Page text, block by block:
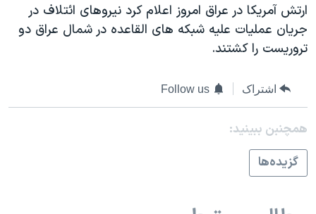
چهل سال گروگان‌گیری
قانون شفافیت دارائی کادر رهبری ایران
اسرائیل در جنگ
نرگس محمدی برنده جایزه نوبل صلح
همایش محافظه‌کاران آمریکا «سی‌پک»
صفحه‌های ویژه
ارتش آمريکا در عراق امروز اعلام کرد نيروهای ائتلاف در
جريان عمليات عليه شبکه های القاعده در شمال عراق دو
تروريست را کشتند.
اشتراک Follow us
همچنبن ببینید:
گزيده‌ها